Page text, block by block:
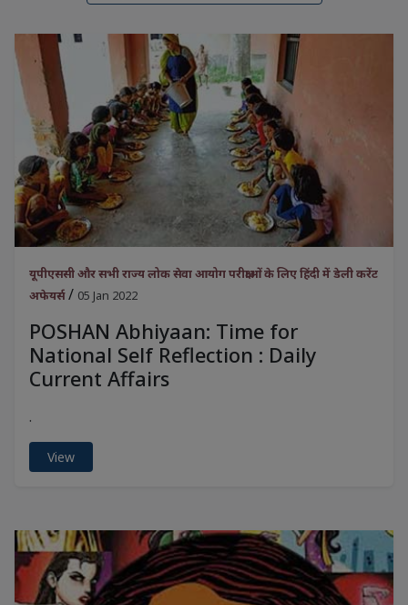
यूपीएससी और सभी राज्य लोक सेवा आयोग परीक्षाओं के लिए हिंदी में डेली करेंट
अफेयर्स/ 05 Jan 2022
POSHAN Abhiyaan: Time for
National Self Reflection : Daily
Current Affairs
.
View